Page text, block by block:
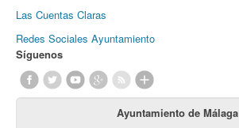
Las Cuentas Claras
Redes Sociales Ayuntamiento
Síguenos
Ayuntamiento de Málaga